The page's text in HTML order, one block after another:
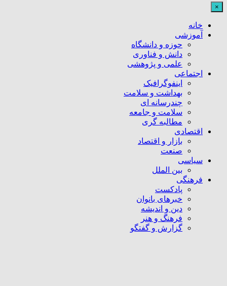
×
خانه
آموزشی
حوزه و دانشگاه
دانش و فناوری
علمی و پژوهشی
اجتماعی
اینفوگرافیک
بهداشت و سلامت
چندرسانه ای
سلامت و جامعه
مطالبه گری
اقتصادی
بازار و اقتصاد
صنعت
سیاسی
بین الملل
فرهنگی
پادکست
خبرهای بانوان
دین و اندیشه
فرهنگ و هنر
گزارش و گفتگو